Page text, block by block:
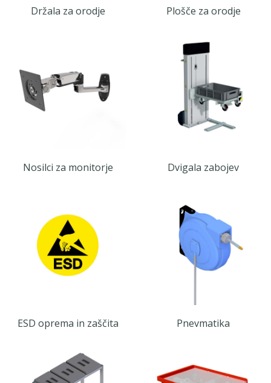
Držala za orodje Plošče za orodje
Nosilci za monitorje Dvigala zabojev
ESD oprema in zaščita Pnevmatika